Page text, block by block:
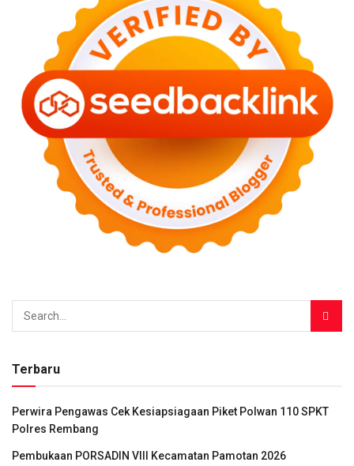
Terbaru
Perwira Pengawas Cek Kesiapsiagaan Piket Polwan 110 SPKT
Polres Rembang
Pembukaan PORSADIN VIII Kecamatan Pamotan 2026